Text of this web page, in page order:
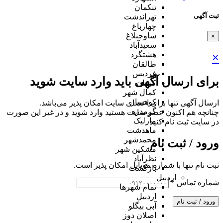
ثبت آگهی
×
×
برای ارسال آگهی باید وارد سایت شوید
ارسال آگهی تنها برای اعضای سایت امکان پذیر می‌باشد.
چنانچه هم‌ اکنون عضو سایت هستید وارد شوید و در غیر این صورت
در سایت ثبت نام کنید
ورود / ثبت نام
ثبت نام تنها با شماره موبایل امکان پذیر است.
شماره تماس*
ورود / ثبت نام
تنکمان
تهراندشت
چهارباغ
ساوجبلاغ
سعیدآباد
هشتگرد
طالقان
فردیس
کردان
کمال شهر
کوهسار
گرمدره
مارلیک
ماهدشت
محمدشهر
مشکین شهر
نظرآباد
بازگشت
اردبیل
تمام شهر‌ها
اردبیل
آبی بیگلو
اصلان دوز